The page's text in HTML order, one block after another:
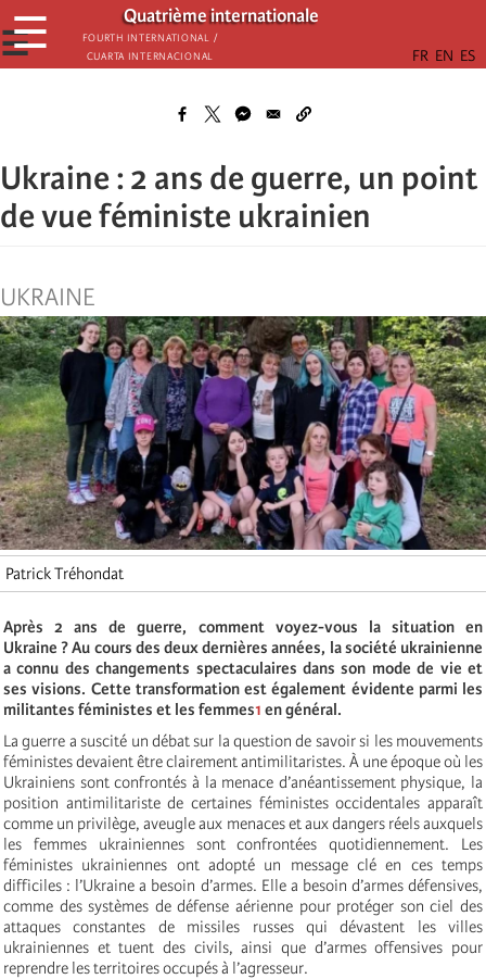
Passar
para
o
Quatrième internationale
Fourth International /
Cuarta Internacional
☰
☰
Ukraine : 2 ans de guerre, un point
de vue féministe ukrainien
UKRAINE
Patrick Tréhondat
Après 2 ans de guerre, comment voyez-vous la situation en
Ukraine ? Au cours des deux dernières années, la société ukrainienne
a connu des changements spectaculaires dans son mode de vie et
ses visions. Cette transformation est également évidente parmi les
militantes féministes et les femmes1 en général.
La guerre a suscité un débat sur la question de savoir si les mouvements
féministes devaient être clairement antimilitaristes. À une époque où les
Ukrainiens sont confrontés à la menace d’anéantissement physique, la
position antimilitariste de certaines féministes occidentales apparaît
comme un privilège, aveugle aux menaces et aux dangers réels auxquels
les femmes ukrainiennes sont confrontées quotidiennement. Les
féministes ukrainiennes ont adopté un message clé en ces temps
difficiles : l’Ukraine a besoin d’armes. Elle a besoin d’armes défensives,
comme des systèmes de défense aérienne pour protéger son ciel des
attaques constantes de missiles russes qui dévastent les villes
ukrainiennes et tuent des civils, ainsi que d’armes offensives pour
reprendre les territoires occupés à l’agresseur.